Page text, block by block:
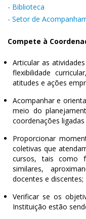
- Biblioteca
- Setor de
Compete à
Articular as
flexibilidade
atitudes e ações
Acompanhar e
meio do
coordenações
Proporcionar
coletivas que
cursos, tais como
similares,
docentes e discentes;
Verificar se os
Instituição estão